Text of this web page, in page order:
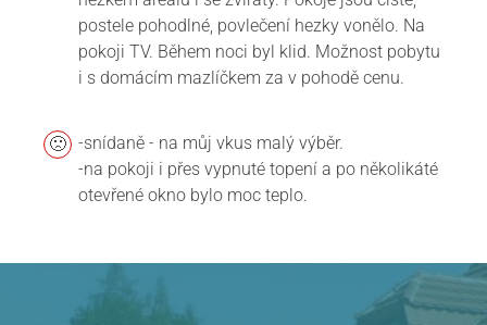
Pension Kadlcův mlýn v Brně
postele pohodlné, povlečení hezky vonělo. Na
pokoji TV. Během noci byl klid. Možnost pobytu
i s domácím mazlíčkem za v pohodě cenu.
-snídaně - na můj vkus malý výběr.
-na pokoji i přes vypnuté topení a po několikáté
otevřené okno bylo moc teplo.